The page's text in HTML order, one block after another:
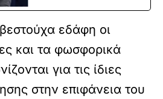
εδάφη οι
και τα φωσφορικά
για τις ίδιες
στην επιφάνεια του